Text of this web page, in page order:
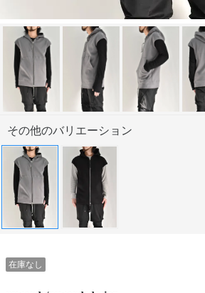
その他のバリエーション
在庫なし